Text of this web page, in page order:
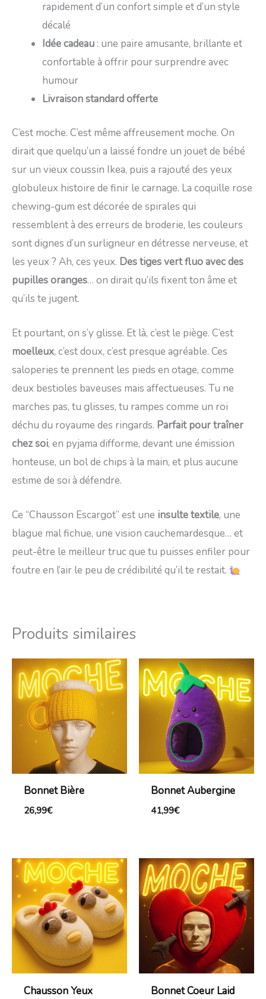
rapidement d’un confort simple et d’un style
décalé
Idée cadeau : une paire amusante, brillante et
confortable à offrir pour surprendre avec
humour
Livraison standard offerte
C’est moche. C’est même affreusement moche. On
dirait que quelqu’un a laissé fondre un jouet de bébé
sur un vieux coussin Ikea, puis a rajouté des yeux
globuleux histoire de finir le carnage. La coquille rose
chewing-gum est décorée de spirales qui
ressemblent à des erreurs de broderie, les couleurs
sont dignes d’un surligneur en détresse nerveuse, et
les yeux ? Ah, ces yeux. Des tiges vert fluo avec des
pupilles oranges… on dirait qu’ils fixent ton âme et
qu’ils te jugent.
Et pourtant, on s’y glisse. Et là, c’est le piège. C’est
moelleux, c’est doux, c’est presque agréable. Ces
saloperies te prennent les pieds en otage, comme
deux bestioles baveuses mais affectueuses. Tu ne
marches pas, tu glisses, tu rampes comme un roi
déchu du royaume des ringards. Parfait pour traîner
chez soi, en pyjama difforme, devant une émission
honteuse, un bol de chips à la main, et plus aucune
estime de soi à défendre.
Ce “Chausson Escargot” est une insulte textile, une
blague mal fichue, une vision cauchemardesque… et
peut-être le meilleur truc que tu puisses enfiler pour
foutre en l’air le peu de crédibilité qu’il te restait.
Produits similaires
Bonnet Bière
26,99€
Bonnet Aubergine
41,99€
Chausson Yeux
Bonnet Coeur Laid